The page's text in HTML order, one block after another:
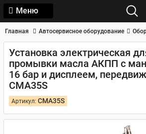
Меню
Главная Автосервисное оборудование
Установка электрическая
промывки масла АКПП с
16 бар и дисплеем,
CMA35S
Артикул: CMA35S